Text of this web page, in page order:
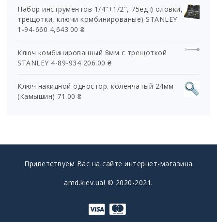
Набор инструментов 1/4"+1/2", 75ед (головки,
трещотки, ключи комбинированые) STANLEY
1-94-660 4,643.00 ₴
Ключ комбинированный 8мм с трещоткой
STANLEY 4-89-934 206.00 ₴
Ключ накидной одностор. коленчатый 24мм
(Камышин) 71.00 ₴
Приветствуем Вас на сайте интернет-магазина
amd.kiev.ua! © 2020-2021.